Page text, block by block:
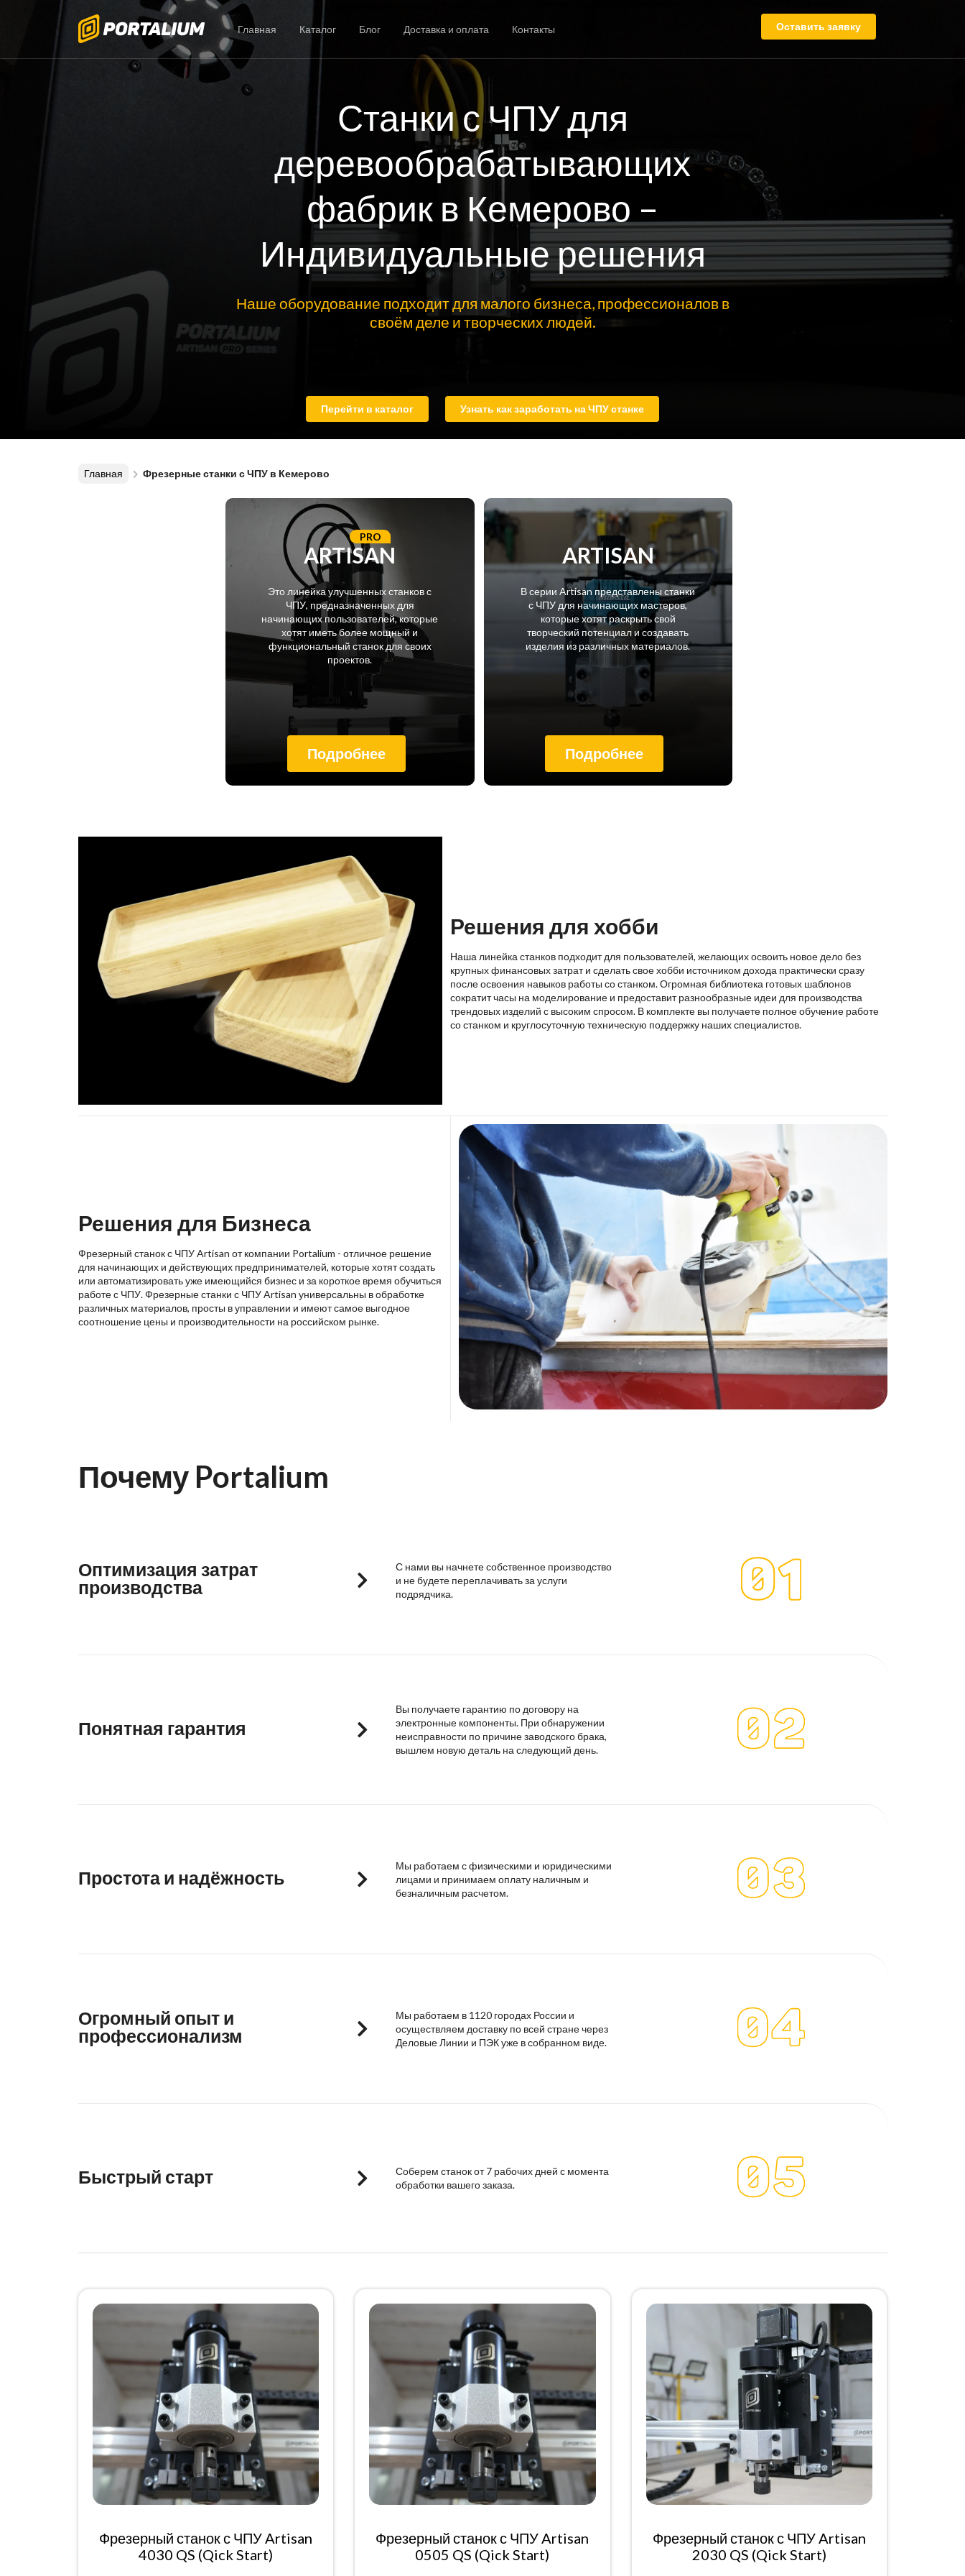
Главная Каталог Блог Доставка и оплата Контакты Оставить заявку
Станки с ЧПУ для
деревообрабатывающих
фабрик в Кемерово –
Индивидуальные решения
Наше оборудование подходит для малого бизнеса, профессионалов в
своём деле и творческих людей.
Перейти в каталог Узнать как заработать на ЧПУ станке
Главная Фрезерные станки с ЧПУ в Кемерово
ARTISAN
PRO
Это линейка улучшенных станков с
ЧПУ, предназначенных для
начинающих пользователей, которые
хотят иметь более мощный и
функциональный станок для своих
проектов.
Подробнее
ARTISAN
В серии Artisan представлены станки
с ЧПУ для начинающих мастеров,
которые хотят раскрыть свой
творческий потенциал и создавать
изделия из различных материалов.
Подробнее
Решения для хобби
Наша линейка станков подходит для пользователей, желающих освоить новое дело без
крупных финансовых затрат и сделать свое хобби источником дохода практически сразу
после освоения навыков работы со станком. Огромная библиотека готовых шаблонов
сократит часы на моделирование и предоставит разнообразные идеи для производства
трендовых изделий с высоким спросом. В комплекте вы получаете полное обучение работе
со станком и круглосуточную техническую поддержку наших специалистов.
Решения для Бизнеса
Фрезерный станок с ЧПУ Artisan от компании Portalium - отличное решение
для начинающих и действующих предпринимателей, которые хотят создать
или автоматизировать уже имеющийся бизнес и за короткое время обучиться
работе с ЧПУ. Фрезерные станки с ЧПУ Artisan универсальны в обработке
различных материалов, просты в управлении и имеют самое выгодное
соотношение цены и производительности на российском рынке.
Почему Portalium
Оптимизация затрат
производства
С нами вы начнете собственное производство
и не будете переплачивать за услуги
подрядчика.
Понятная гарантия
Вы получаете гарантию по договору на
электронные компоненты. При обнаружении
неисправности по причине заводского брака,
вышлем новую деталь на следующий день.
Простота и надёжность
Мы работаем с физическими и юридическими
лицами и принимаем оплату наличным и
безналичным расчетом.
Огромный опыт и
профессионализм
Мы работаем в 1120 городах России и
осуществляем доставку по всей стране через
Деловые Линии и ПЭК уже в собранном виде.
Быстрый старт
Соберем станок от 7 рабочих дней с момента
обработки вашего заказа.
Фрезерный станок с ЧПУ Artisan
4030 QS (Qick Start)
Фрезерный станок с ЧПУ Artisan
0505 QS (Qick Start)
Фрезерный станок с ЧПУ Artisan
2030 QS (Qick Start)